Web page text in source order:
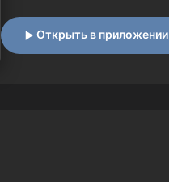
Открыть в приложении